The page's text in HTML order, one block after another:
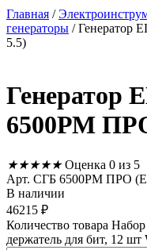
Главная /
генераторы / Генератор
5.5)
Генератор
6500РМ
★★★★★ Оценка 0 из 5
Арт. СГБ 6500РМ ПРО
В наличии
46215 ₽
Количество товара
держатель для бит, 12